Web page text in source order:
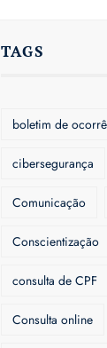
TAGS
boletim de
cibersegurança
Comunicação
Conscientização
consulta de CPF
Consulta online